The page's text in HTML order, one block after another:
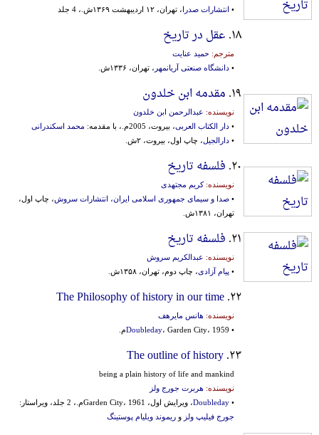
• انتشارات صدرا، تهران، ۱۲ اردیبهشت ۱۳۶۹ش.، 4 جلد
۱۸. عقل در تاریخ
مترجم: حمید عنایت
• دانشگاه صنعتی آریانمهر ، تهران، ۱۳۳۶ش.
۱۹. مقدمه ابن خلدون
نویسنده: عبدالرحمن ابن خلدون
• دار الکتاب العربی، بیروت، 2005م.، با مقدمه:
محمد اسکندرانی
• دارالجیل، چاپ اول، بیروت، ۲ش.
۲۰. فلسفه تاریخ
نویسنده:کریم مجتهدی
• صدا و سیمای جمهوری اسلامی ایران، انتشارات سروش، چاپ اول،
تهران، ۱۳۸۱ش.
۲۱. فلسفه تاریخ
نویسنده: عبدالکریم سروش
• پیام آزادی، چاپ دوم، تهران، ۱۳۵۸ش.
۲۲. The Philosophy of history in our time
نویسنده: هانس مایرهف
•
Doubleday، Garden City، 1959م.
۲۳. The outline of history
being a plain history of life and mankind
نویسنده: هربرت جورج ولز
•
Doubleday، ویرایش اول، Garden City، 1961م.، 2 جلد، ویراستار:
جورج فیلیپ ولز و ریموند ویلیام پوستینگ